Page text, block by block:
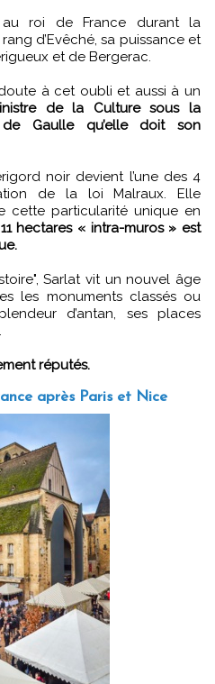
roi de France durant la
d’Evêché, sa puissance et
et de Bergerac.
doute à cet oubli et aussi à un
de la Culture sous la
Gaulle qu’elle doit son
noir devient l’une des 4
de la loi Malraux. Elle
cette particularité unique en
hectares « intra-muros » est
Sarlat vit un nouvel âge
les monuments classés ou
d’antan, ses places
réputés.
après Paris et Nice